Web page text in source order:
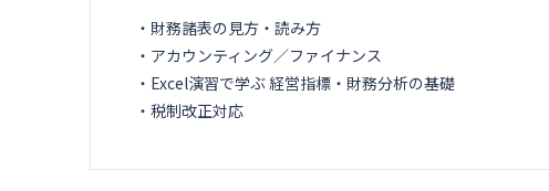
・財務諸表の見方・読み方
・アカウンティング／ファイナンス
・Excel演習で学ぶ 経営指標・財務分析の基礎
・税制改正対応